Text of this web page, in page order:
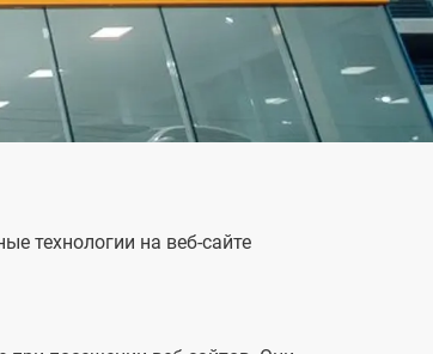
Tiggo 9 Tiggo 8 Pro MAX
обработаны
как описано
Для
и нашей контактной
и услугах
технологии на веб-сайте